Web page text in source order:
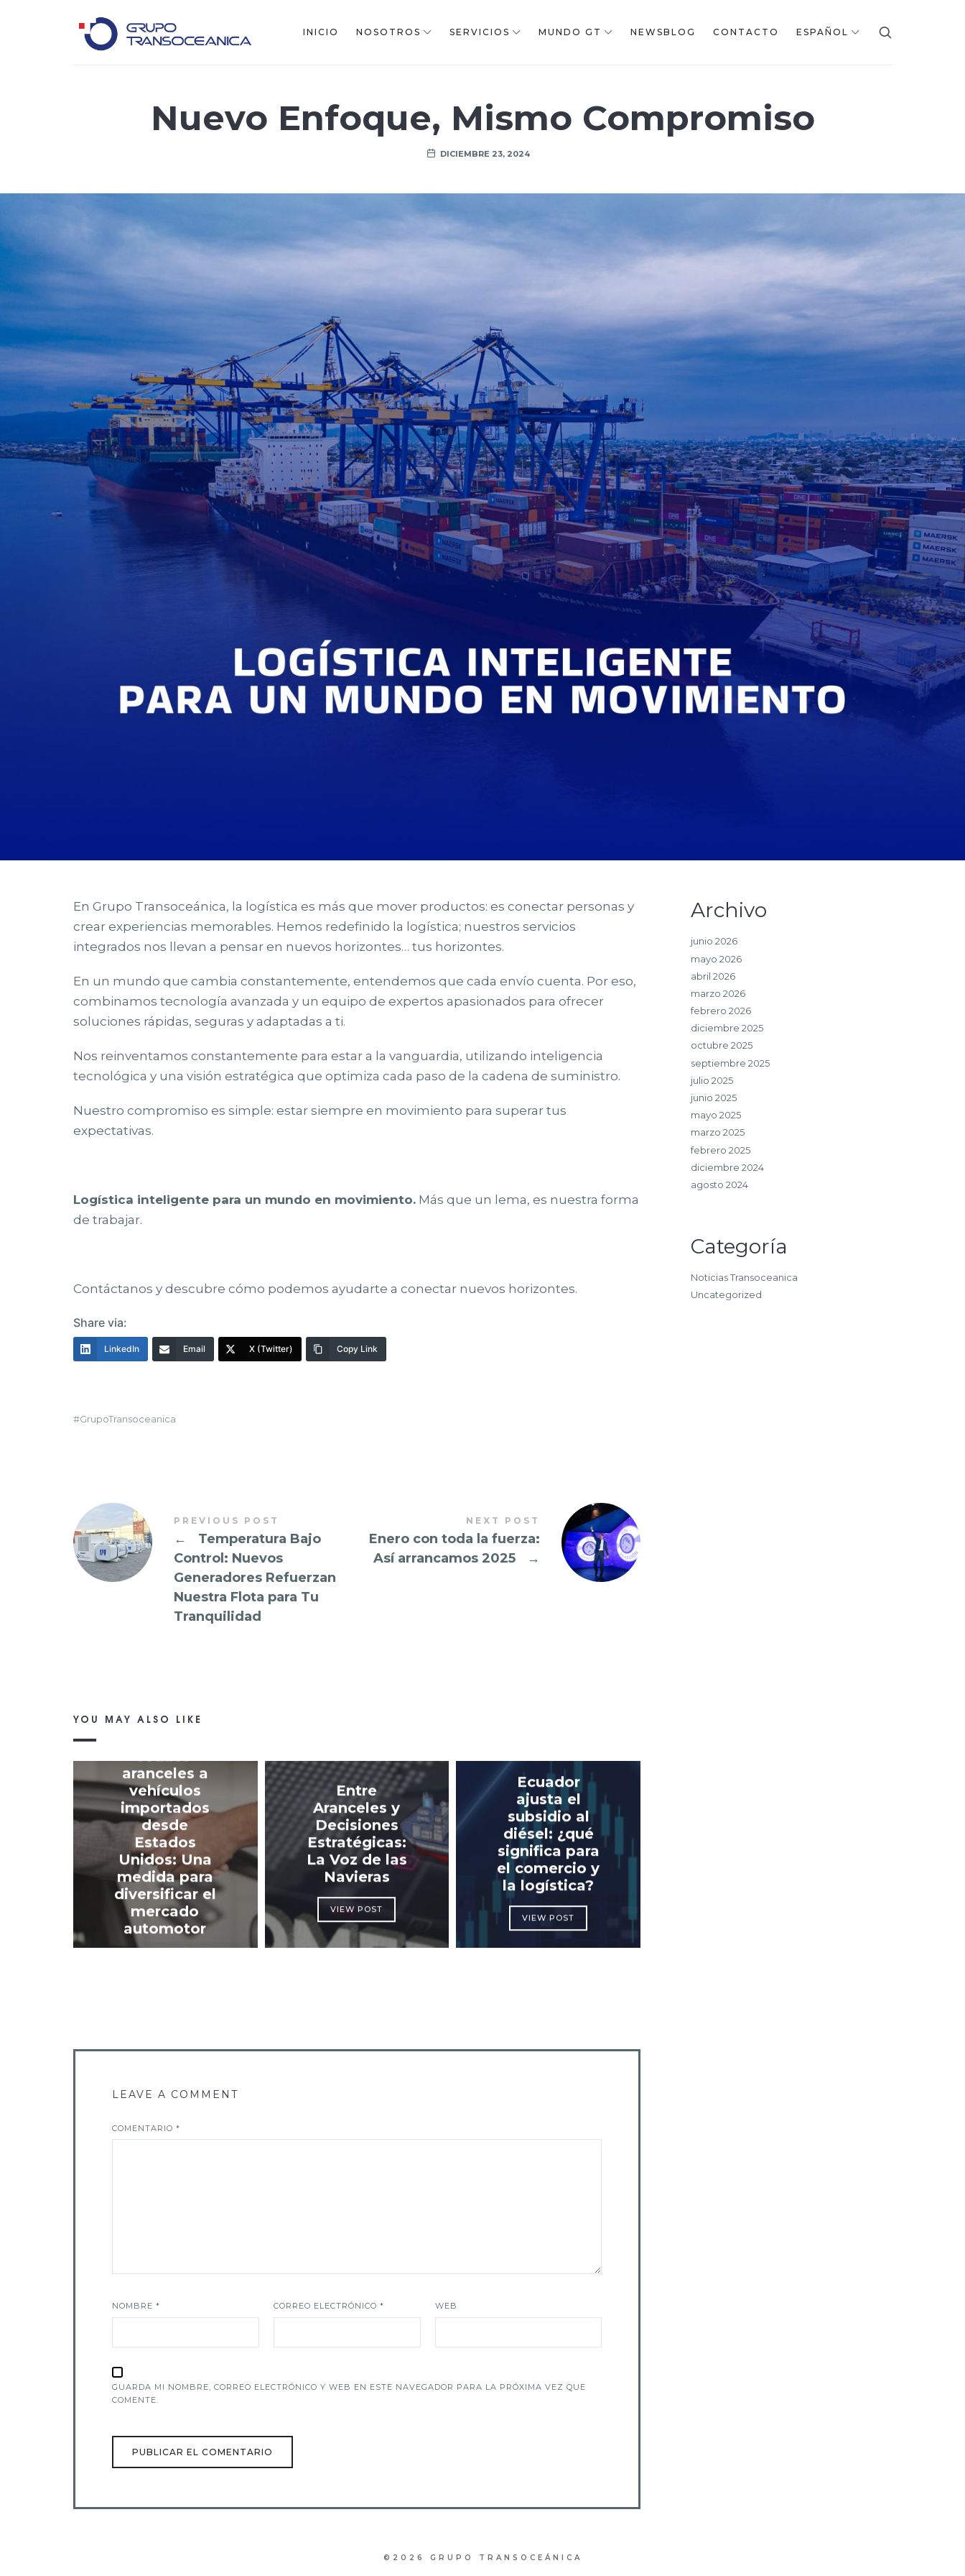
INICIO NOSOTROS SERVICIOS MUNDO GT NEWSBLOG CONTACTO ESPAÑOL
Nuevo Enfoque, Mismo Compromiso
DICIEMBRE 23, 2024
En Grupo Transoceánica, la logística es más que mover productos: es conectar personas y
crear experiencias memorables. Hemos redefinido la logística; nuestros servicios
integrados nos llevan a pensar en nuevos horizontes… tus horizontes.
En un mundo que cambia constantemente, entendemos que cada envío cuenta. Por eso,
combinamos tecnología avanzada y un equipo de expertos apasionados para ofrecer
soluciones rápidas, seguras y adaptadas a ti.
Nos reinventamos constantemente para estar a la vanguardia, utilizando inteligencia
tecnológica y una visión estratégica que optimiza cada paso de la cadena de suministro.
Nuestro compromiso es simple: estar siempre en movimiento para superar tus
expectativas.
Logística inteligente para un mundo en movimiento. Más que un lema, es nuestra forma
de trabajar.
Contáctanos y descubre cómo podemos ayudarte a conectar nuevos horizontes.
Share via:
LinkedIn Email X (Twitter) Copy Link
GrupoTransoceanica
PREVIOUS POST
←
Temperatura Bajo
Control: Nuevos
Generadores Refuerzan
Nuestra Flota para Tu
Tranquilidad
NEXT POST
Enero con toda la fuerza:
Así arrancamos 2025
→
YOU MAY ALSO LIKE
aranceles a
vehículos
importados
desde
Estados
Unidos: Una
medida para
diversificar el
mercado
automotor
Entre
Aranceles y
Decisiones
Estratégicas:
La Voz de las
Navieras
VIEW POST
Ecuador
ajusta el
subsidio al
diésel: ¿qué
significa para
el comercio y
la logística?
VIEW POST
LEAVE A COMMENT
COMENTARIO *
NOMBRE * CORREO ELECTRÓNICO* WEB
GUARDA MI NOMBRE, CORREO ELECTRÓNICO Y WEB EN ESTE NAVEGADOR PARA LA PRÓXIMA VEZ QUE
COMENTE.
Archivo
junio 2026
mayo 2026
abril 2026
marzo 2026
febrero 2026
diciembre 2025
octubre 2025
septiembre 2025
julio 2025
junio 2025
mayo 2025
marzo 2025
febrero 2025
diciembre 2024
agosto 2024
Categoría
Noticias Transoceanica
Uncategorized
©2026 GRUPO TRANSOCEÁNICA